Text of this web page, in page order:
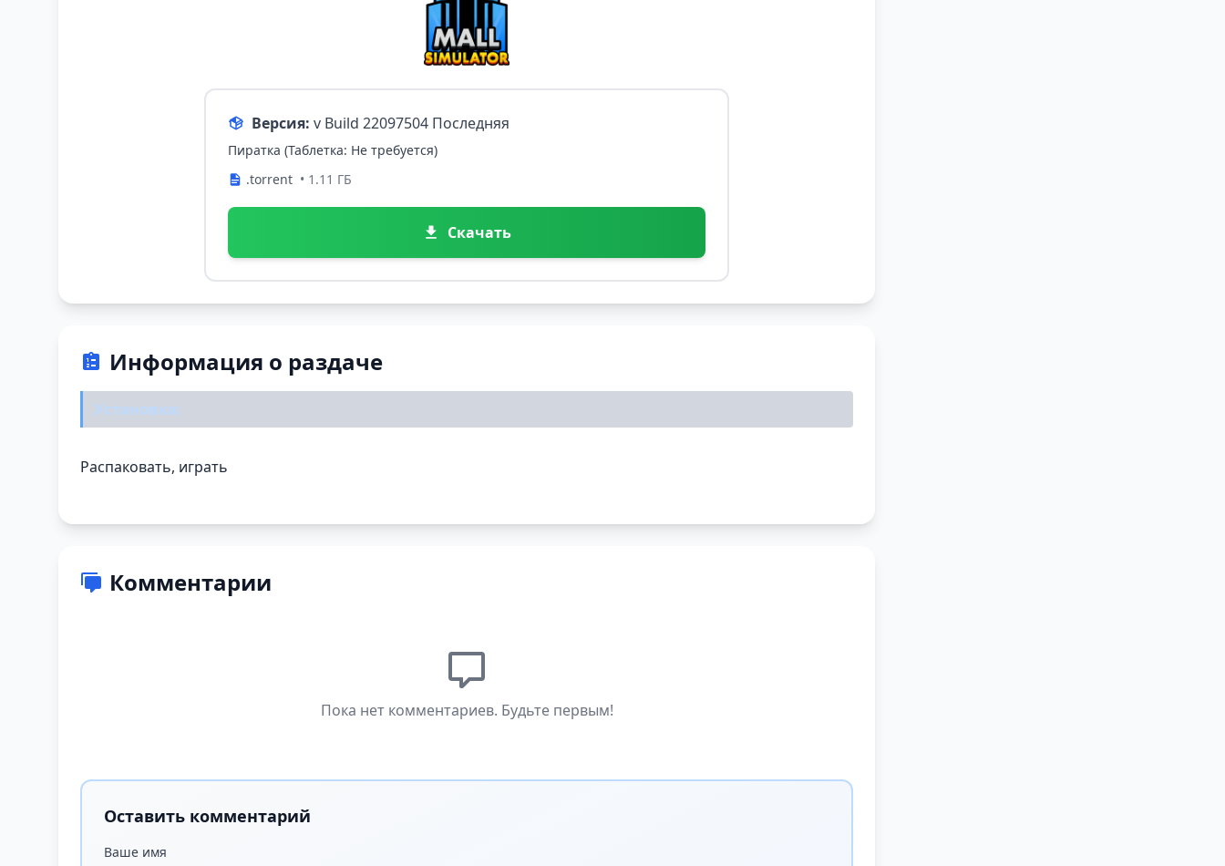
Версия: v Build 22097504 Последняя
Пиратка (Таблетка: Не требуется)
.torrent • 1.11 ГБ
Скачать
Информация о раздаче
Установка:
Распаковать, играть
Комментарии
Пока нет комментариев. Будьте первым!
Оставить комментарий
Ваше имя